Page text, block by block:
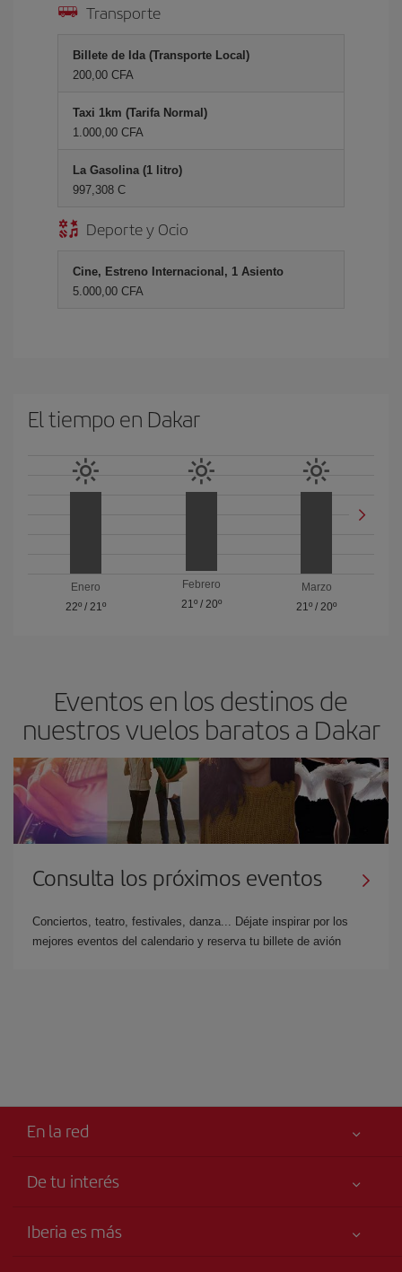
Transporte
Billete de Ida (Transporte Local)
200,00 CFA
Taxi 1km (Tarifa Normal)
1.000,00 CFA
La Gasolina (1 litro)
997,308 C
Deporte y Ocio
Cine, Estreno Internacional, 1 Asiento
5.000,00 CFA
El tiempo en Dakar
Enero
22º/ 21º
Febrero
21º/ 20º
Marzo
21º /20º
Eventos en los destinos de
nuestros vuelos baratos a Dakar
Consulta los próximos eventos
Conciertos, teatro, festivales, danza... Déjate inspirar por los
mejores eventos del calendario y reserva tu billete de avión
En la red
De tu interés
Accesibilidad
Iberia es más